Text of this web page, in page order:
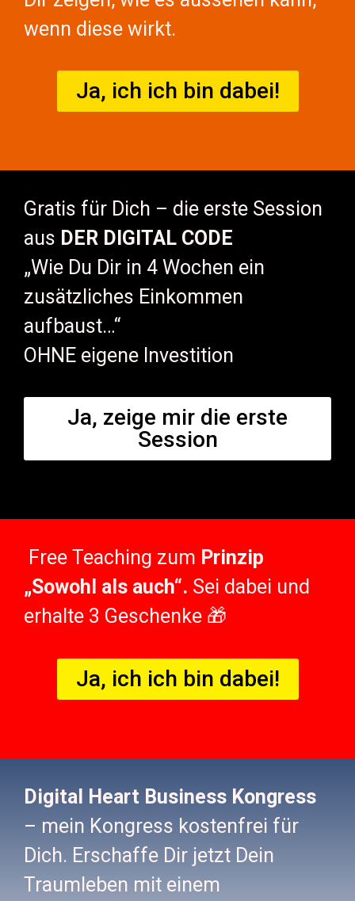
wenn diese wirkt.
Ja, ich ich bin dabei!
Gratis für Dich – die erste Session
aus DER DIGITAL CODE
„Wie Du Dir in 4 Wochen ein
zusätzliches Einkommen
aufbaust…“
OHNE eigene Investition
Ja, zeige mir die erste
Session
Free Teaching zum Prinzip
„Sowohl als auch“. Sei dabei und
erhalte 3 Geschenke 🎁
Ja, ich ich bin dabei!
Digital Heart Business Kongress
– mein Kongress kostenfrei für
Dich. Erschaffe Dir jetzt Dein
Traumleben mit einem